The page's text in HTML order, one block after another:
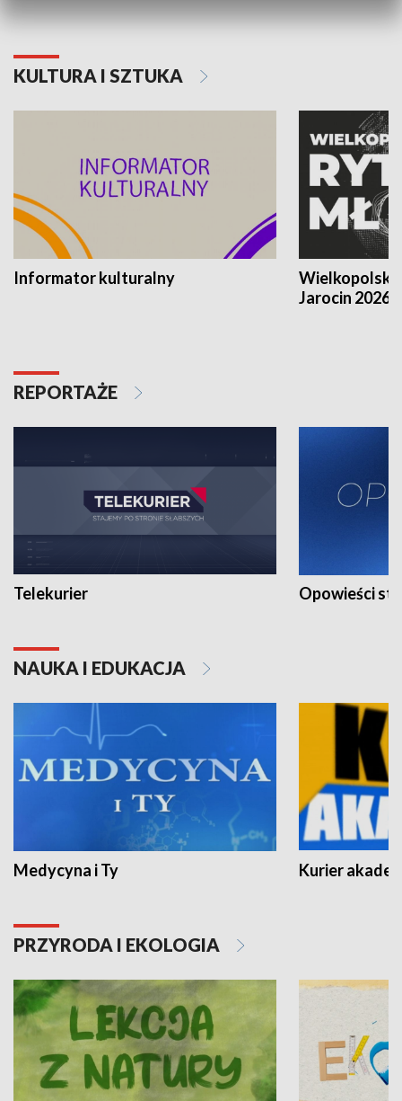
KULTURA I SZTUKA
Informator kulturalny
Jarocin 2026
REPORTAŻE
Telekurier Opowieści
NAUKA I EDUKACJA
Medycyna i Ty Kurier
PRZYRODA I EKOLOGIA